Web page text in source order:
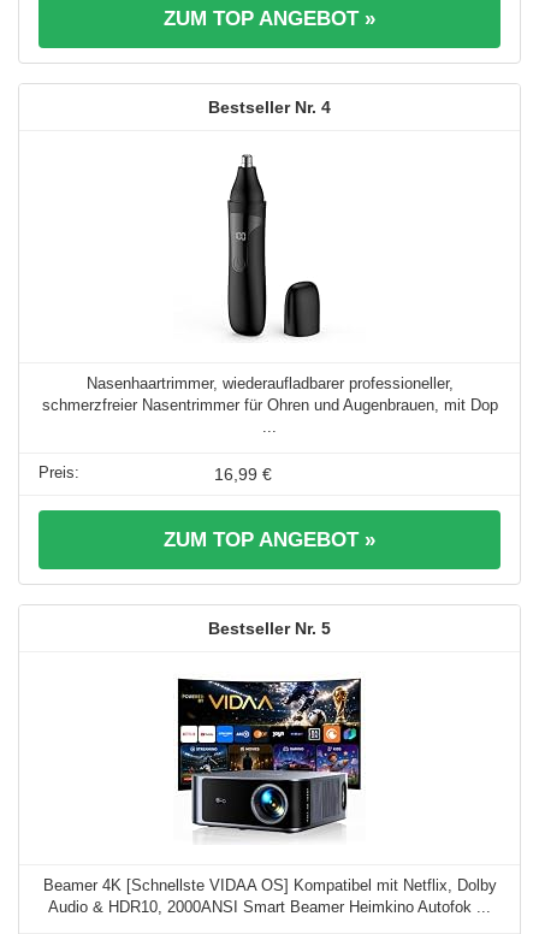
ZUM TOP ANGEBOT »
4
Nasenhaartrimmer, wiederaufladbarer professioneller,
schmerzfreier Nasentrimmer für Ohren und Augenbrauen, mit Dop
16,99 €
ZUM TOP ANGEBOT »
5
Beamer 4K [Schnellste VIDAA OS] Kompatibel mit Netflix, Dolby
Audio & HDR10, 2000ANSI Smart Beamer Heimkino Autofok ...